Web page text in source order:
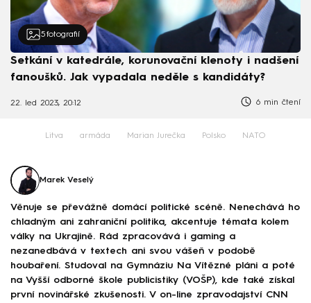
5 fotografií
Setkání v katedrále, korunovační klenoty i nadšení
fanoušků. Jak vypadala neděle s kandidáty?
22. led 2023, 20:12 6 min čtení
Litva armáda Marian Jurečka Polsko NATO
Marek Veselý
Věnuje se převážně domácí politické scéně. Nenechává ho
chladným ani zahraniční politika, akcentuje témata kolem
války na Ukrajině. Rád zpracovává i gaming a
nezanedbává v textech ani svou vášeň v podobě
houbaření. Studoval na Gymnáziu Na Vítězné pláni a poté
na Vyšší odborné škole publicistiky (VOŠP), kde také získal
první novinářské zkušenosti. V on-line zpravodajství CNN